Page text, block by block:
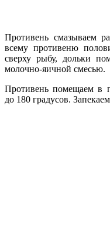
Противень смазываем
всему противеню
сверху рыбу, дольки
молочно-яичной смесью.
Противень помещаем в
до 180 градусов.